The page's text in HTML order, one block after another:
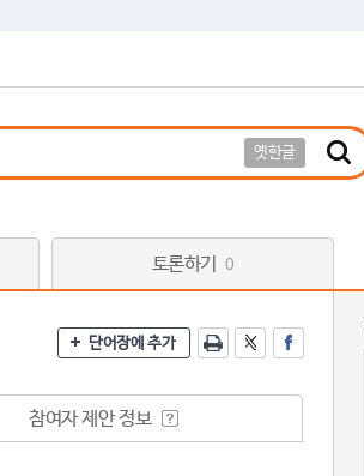
옛한글
토론하기 0
단어장에 추가
참여자 제안 정보